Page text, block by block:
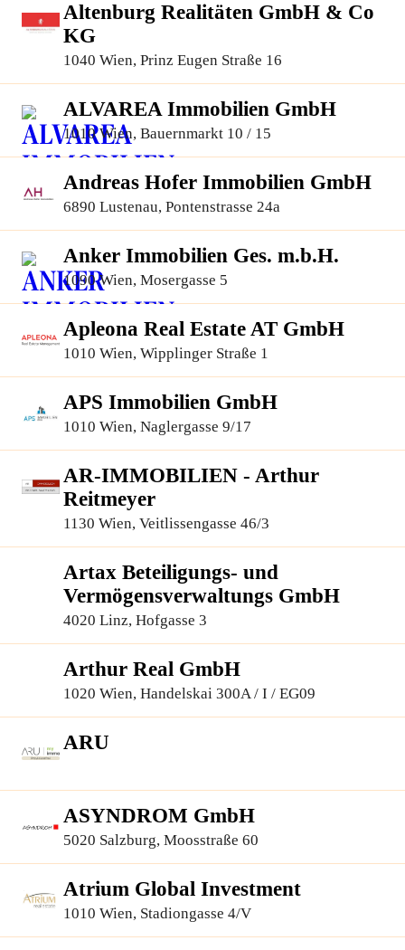
Altenburg Realitäten GmbH & Co
KG
1040 Wien, Prinz Eugen Straße 16
ALVAREA Immobilien GmbH
1010 Wien, Bauernmarkt 10 / 15
Andreas Hofer Immobilien GmbH
6890 Lustenau, Pontenstrasse 24a
Anker Immobilien Ges. m.b.H.
1090 Wien, Mosergasse 5
Apleona Real Estate AT GmbH
1010 Wien, Wipplinger Straße 1
APS Immobilien GmbH
1010 Wien, Naglergasse 9/17
AR-IMMOBILIEN - Arthur
Reitmeyer
1130 Wien, Veitlissengasse 46/3
Artax Beteiligungs- und
Vermögensverwaltungs GmbH
4020 Linz, Hofgasse 3
Arthur Real GmbH
1020 Wien, Handelskai 300A / I / EG09
ARU
ASYNDROM GmbH
5020 Salzburg, Moosstraße 60
Atrium Global Investment
1010 Wien, Stadiongasse 4/V